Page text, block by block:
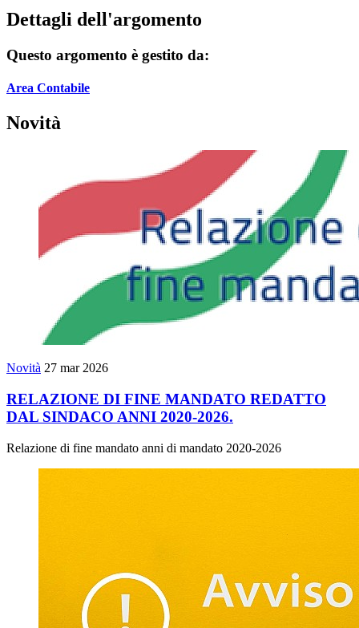
Dettagli dell'argomento
Questo argomento è gestito da:
Area Contabile
Novità
Novità 27 mar 2026
RELAZIONE DI FINE MANDATO REDATTO
DAL SINDACO ANNI 2020-2026.
Relazione di fine mandato anni di mandato 2020-2026